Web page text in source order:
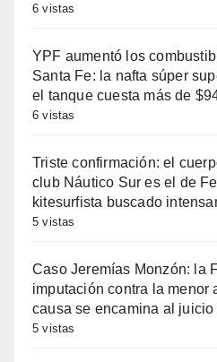
6 vistas
YPF aumentó los
Santa Fe: la nafta súper
el tanque cuesta más de
6 vistas
Triste confirmación: el
club Náutico Sur es el de
kitesurfista buscado
5 vistas
Caso Jeremías Monzón: la
imputación contra la menor
causa se encamina al
5 vistas